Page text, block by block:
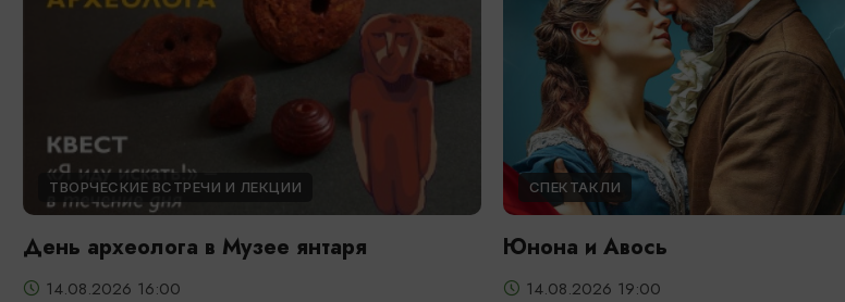
ТВОРЧЕСКИЕ ВСТРЕЧИ И ЛЕКЦИИ
День археолога в Музее янтаря
14.08.2026 16:00
СПЕКТАКЛИ
Юнона и Авось
14.08.2026 19:00